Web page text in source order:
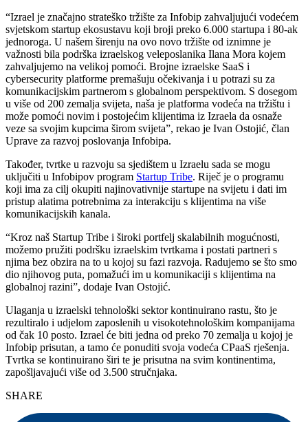
“Izrael je značajno strateško tržište za Infobip zahvaljujući vodećem
svjetskom startup ekosustavu koji broji preko 6.000 startupa i 80-ak
jednoroga. U našem širenju na ovo novo tržište od iznimne je
važnosti bila podrška izraelskog veleposlanika Ilana Mora kojem
zahvaljujemo na velikoj pomoći. Brojne izraelske SaaS i
cybersecurity platforme premašuju očekivanja i u potrazi su za
komunikacijskim partnerom s globalnom perspektivom. S dosegom
u više od 200 zemalja svijeta, naša je platforma vodeća na tržištu i
može pomoći novim i postojećim klijentima iz Izraela da osnaže
veze sa svojim kupcima širom svijeta”, rekao je Ivan Ostojić, član
Uprave za razvoj poslovanja Infobipa.
Također, tvrtke u razvoju sa sjedištem u Izraelu sada se mogu
uključiti u Infobipov program Startup Tribe. Riječ je o programu
koji ima za cilj okupiti najinovativnije startupe na svijetu i dati im
pristup alatima potrebnima za interakciju s klijentima na više
komunikacijskih kanala.
“Kroz naš Startup Tribe i široki portfelj skalabilnih mogućnosti,
možemo pružiti podršku izraelskim tvrtkama i postati partneri s
njima bez obzira na to u kojoj su fazi razvoja. Radujemo se što smo
dio njihovog puta, pomažući im u komunikaciji s klijentima na
globalnoj razini”, dodaje Ivan Ostojić.
Ulaganja u izraelski tehnološki sektor kontinuirano rastu, što je
rezultiralo i udjelom zaposlenih u visokotehnološkim kompanijama
od čak 10 posto. Izrael će biti jedna od preko 70 zemalja u kojoj je
Infobip prisutan, a tamo će ponuditi svoja vodeća CPaaS rješenja.
Tvrtka se kontinuirano širi te je prisutna na svim kontinentima,
zapošljavajući više od 3.500 stručnjaka.
SHARE